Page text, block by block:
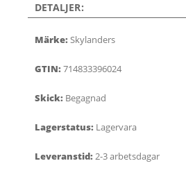
DETALJER:
Märke: Skylanders
GTIN: 714833396024
Skick: Begagnad
Lagerstatus: Lagervara
Leveranstid: 2-3 arbetsdagar